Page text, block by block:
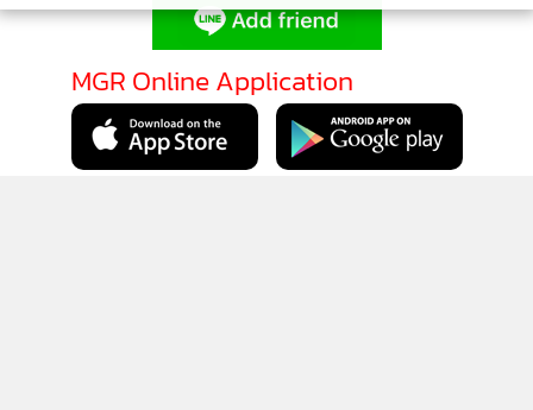
MGR Online Application